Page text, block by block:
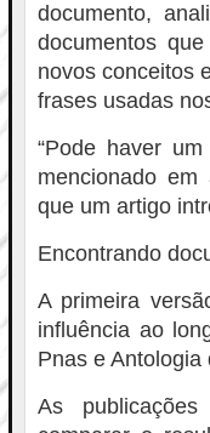
documento,
documentos
novos conceitos
frases usadas
“Pode haver
mencionado em
que um artigo
Encontrando
A primeira
influência ao
Pnas e
As